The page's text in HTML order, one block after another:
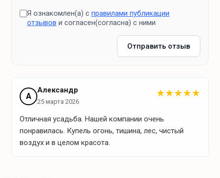
Я ознакомлен(а) с правилами публикации
отзывов и согласен(согласна) с ними
Отправить отзыв
А
Александр
25 марта 2026
★★★★★
Отличная усадьба. Нашей компании очень
понравилась. Купель огонь, тишина, лес, чистый
воздух и в целом красота.